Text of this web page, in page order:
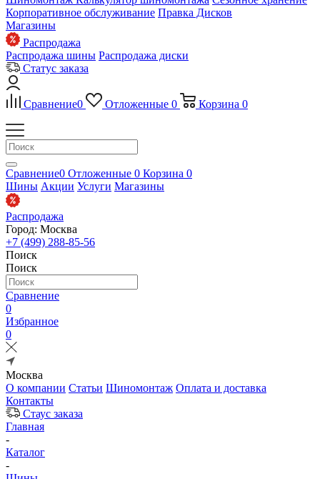
Корпоративное обслуживание Правка Дисков
Магазины
Распродажа
Распродажа шины Распродажа диски
Статус заказа
Сравнение0 Отложенные 0 Корзина 0
Сравнение0 Отложенные 0 Корзина 0
Шины Акции Услуги Магазины
Распродажа
Город: Москва
+7 (499) 288-85-56
Поиск
Поиск
Сравнение
0
Избранное
0
Москва
О компании Статьи Шиномонтаж Оплата и доставка
Контакты
Стаус заказа
Главная
-
Каталог
-